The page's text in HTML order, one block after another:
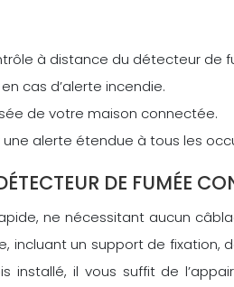
à distance du détecteur de
cas d’alerte incendie.
de votre maison connectée.
alerte étendue à tous les
DE FUMÉE
ne nécessitant aucun
un support de fixation,
installé, il vous suffit de